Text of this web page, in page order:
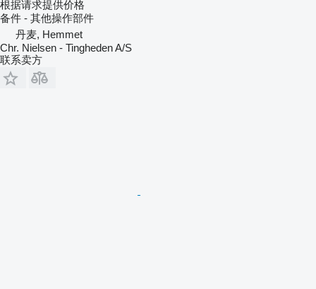
根据请求提供价格
备件 - 其他操作部件
丹麦, Hemmet
Chr. Nielsen - Tingheden A/S
联系卖方